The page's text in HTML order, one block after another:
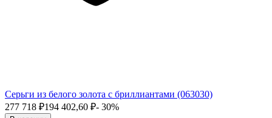
Серьги из белого золота с бриллиантами (063030)
277 718 ₽194 402,60 ₽- 30%